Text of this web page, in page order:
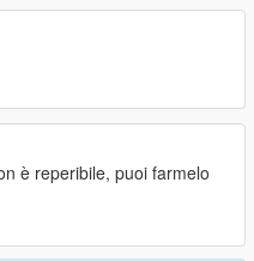
è reperibile, puoi farmelo